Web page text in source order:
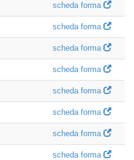
scheda forma
scheda forma
scheda forma
scheda forma
scheda forma
scheda forma
scheda forma
scheda forma